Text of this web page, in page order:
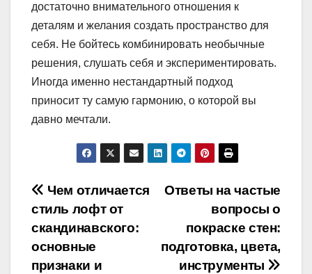
достаточно внимательного отношения к
деталям и желания создать пространство для
себя. Не бойтесь комбинировать необычные
решения, слушать себя и экспериментировать.
Иногда именно нестандартный подход
приносит ту самую гармонию, о которой вы
давно мечтали.
Навигация
по
записям
Ответы на частые
вопросы о
покраске стен:
подготовка, цвета,
инструменты
Чем отличается
стиль лофт от
скандинавского:
основные
признаки и